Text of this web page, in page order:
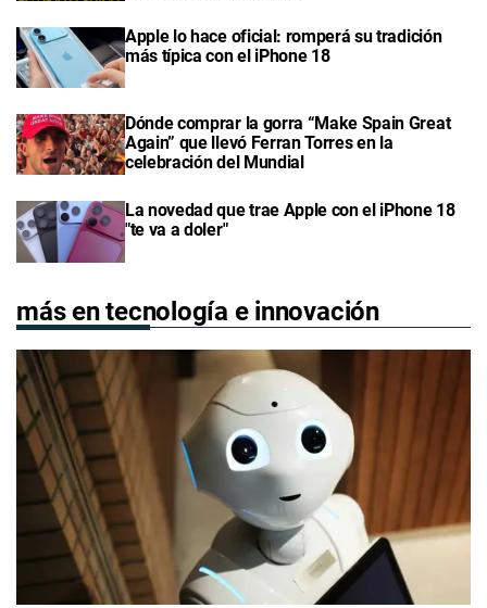
Apple lo hace oficial: romperá su tradición
más típica con el iPhone 18
Dónde comprar la gorra “Make Spain Great
Again” que llevó Ferran Torres en la
celebración del Mundial
La novedad que trae Apple con el iPhone 18
"te va a doler"
más en tecnología e innovación